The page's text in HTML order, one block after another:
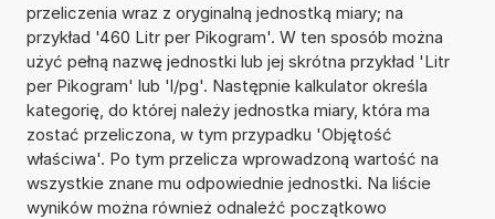
przeliczenia wraz z oryginalną jednostką miary; na
przykład '460 Litr per Pikogram'. W ten sposób można
użyć pełną nazwę jednostki lub jej skrótna przykład 'Litr
per Pikogram' lub 'l/pg'. Następnie kalkulator określa
kategorię, do której należy jednostka miary, która ma
zostać przeliczona, w tym przypadku 'Objętość
właściwa'. Po tym przelicza wprowadzoną wartość na
wszystkie znane mu odpowiednie jednostki. Na liście
wyników można również odnaleźć początkowo